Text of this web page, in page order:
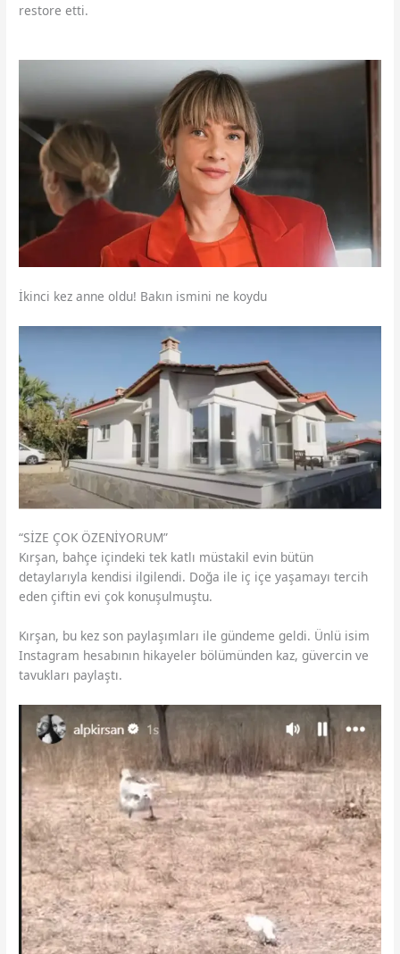
restore etti.
İkinci kez anne oldu! Bakın ismini ne koydu
“SİZE ÇOK ÖZENİYORUM”
Kırşan, bahçe içindeki tek katlı müstakil evin bütün
detaylarıyla kendisi ilgilendi. Doğa ile iç içe yaşamayı tercih
eden çiftin evi çok konuşulmuştu.
Kırşan, bu kez son paylaşımları ile gündeme geldi. Ünlü isim
Instagram hesabının hikayeler bölümünden kaz, güvercin ve
tavukları paylaştı.